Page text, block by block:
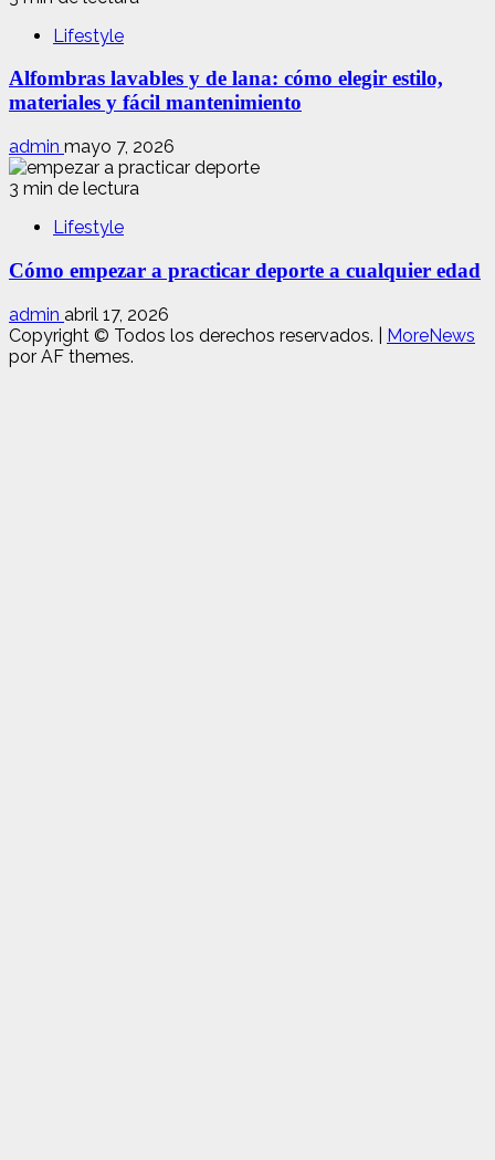
Lifestyle
Alfombras lavables y de lana: cómo elegir estilo,
materiales y fácil mantenimiento
admin mayo 7, 2026
3 min de lectura
Lifestyle
Cómo empezar a practicar deporte a cualquier edad
admin abril 17, 2026
Copyright © Todos los derechos reservados.
MoreNews
por AF themes.